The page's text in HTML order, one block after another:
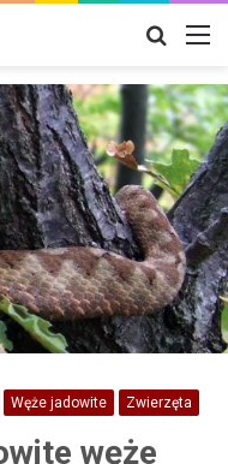
Szukaj
Węże jadowite Zwierzęta
węże